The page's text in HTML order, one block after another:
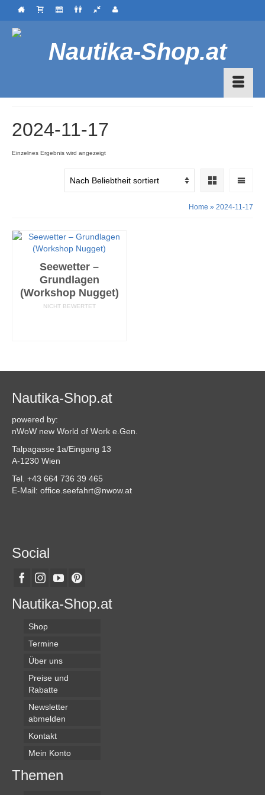
2024-11-17
Einzelnes Ergebnis wird angezeigt
Home » 2024-11-17
Seewetter –
Grundlagen
(Workshop Nugget)
NICHT BEWERTET
Nautika-Shop.at
powered by:
nWoW new World of Work e.Gen.
Talpagasse 1a/Eingang 13
A-1230 Wien
Tel. +43 664 736 39 465
E-Mail: office.seefahrt@nwow.at
Social
Nautika-Shop.at
Shop
Termine
Über uns
Preise und
Rabatte
Newsletter
abmelden
Kontakt
Mein Konto
Themen